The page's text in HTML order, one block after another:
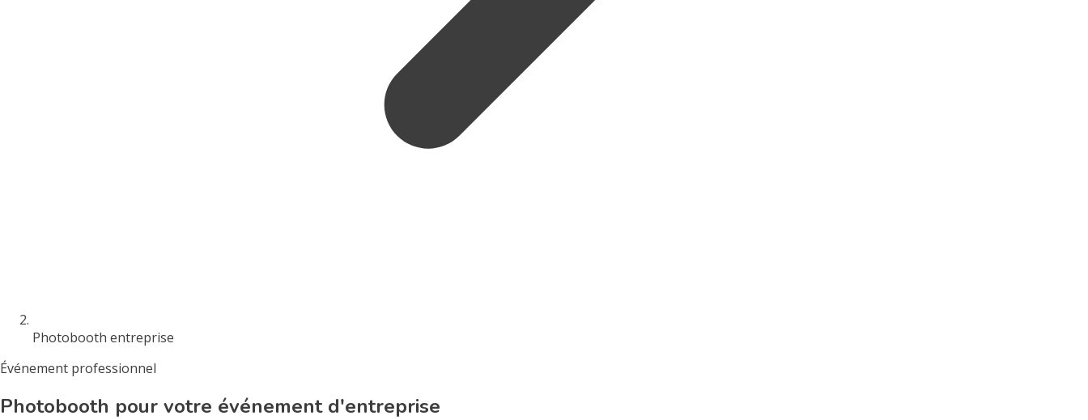
Photobooth entreprise
Événement professionnel
Photobooth pour votre événement d'entreprise